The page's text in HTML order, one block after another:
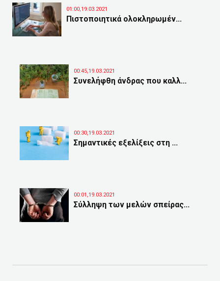
01:00,19.03.2021
Πιστοποιητικά ολοκληρωμέν...
00:45,19.03.2021
Συνελήφθη άνδρας που καλλ...
00:30,19.03.2021
Σημαντικές εξελίξεις στη ...
00:01,19.03.2021
Σύλληψη των μελών σπείρας...